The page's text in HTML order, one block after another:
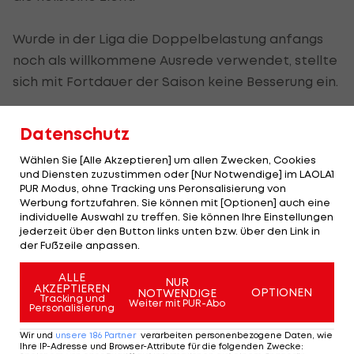
Wurde in der Liga die Doppelbelastung anfangs
noch als willkommene Ausrede verwendet, stellte
sich mit Fortdauer der Saison keine Besserung ein.
Mannschaft zwar zufrieden, jedoch fehlten die
positiven Ergebnisse, zudem ließ vor allem die
Chancenverwertung zu wünschen übrig.
Kühbauer zieht trotz Aus positive Bilanz
Trotz seiner Trennung nach etwas mehr als zwei
Jahren zieht er eine positive Bilanz seiner Ära als
WAC-Trainer.
"Ich habe mir mit meiner Arbeit überhaupt keine
Datenschutz
Wählen Sie [Alle Akzeptieren] um allen Zwecken, Cookies
und Diensten zuzustimmen oder [Nur Notwendige] im LAOLA1
PUR Modus, ohne Tracking uns Peronsalisierung von
Werbung fortzufahren. Sie können mit [Optionen] auch eine
individuelle Auswahl zu treffen. Sie können Ihre Einstellungen
jederzeit über den Button links unten bzw. über den Link in
der Fußzeile anpassen.
ALLE
AKZEPTIEREN
Tracking und
Personalisierung
NUR
NOTWENDIGE
Weiter mit PUR-Abo
OPTIONEN
Wir und unsere 186 Partner verarbeiten personenbezogene Daten, wie
Ihre IP-Adresse und Browser-Attribute für die folgenden Zwecke: